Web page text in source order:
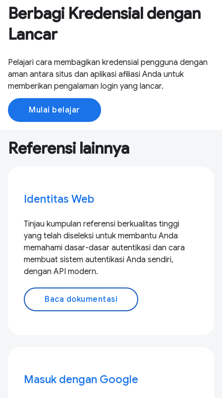
Berbagi Kredensial dengan
Lancar
Pelajari cara membagikan kredensial pengguna dengan
aman antara situs dan aplikasi afiliasi Anda untuk
memberikan pengalaman login yang lancar.
Mulai belajar
Referensi lainnya
Identitas Web
Tinjau kumpulan referensi berkualitas tinggi
yang telah diseleksi untuk membantu Anda
memahami dasar-dasar autentikasi dan cara
membuat sistem autentikasi Anda sendiri,
dengan API modern.
Baca dokumentasi
Masuk dengan Google